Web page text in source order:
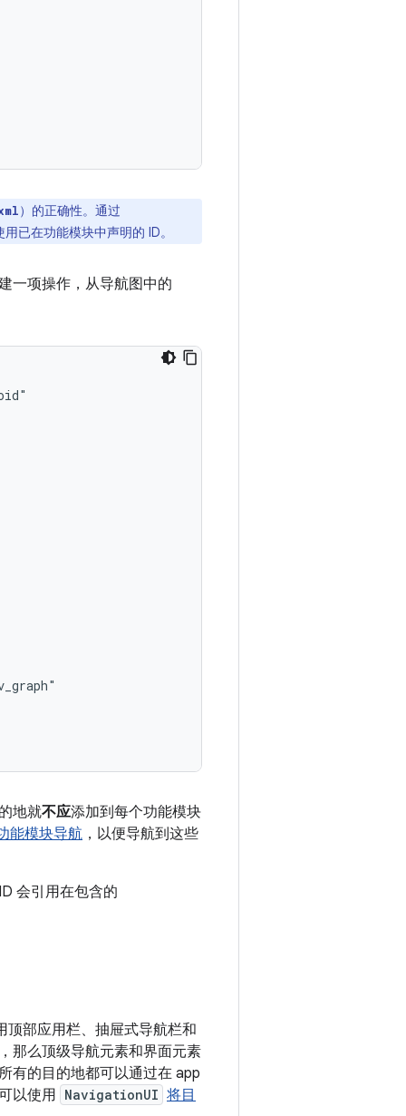
）的正确性。通过
已在功能模块中声明的 ID。
一项操作，从导航图中的
地就不应添加到每个功能模块
能模块导航 ，以便导航到这些
会引用在包含的
部应用栏、抽屉式导航栏和
那么顶级导航元素和界面元素
有的目的地都可以通过在 app
以使用 NavigationUI 将目